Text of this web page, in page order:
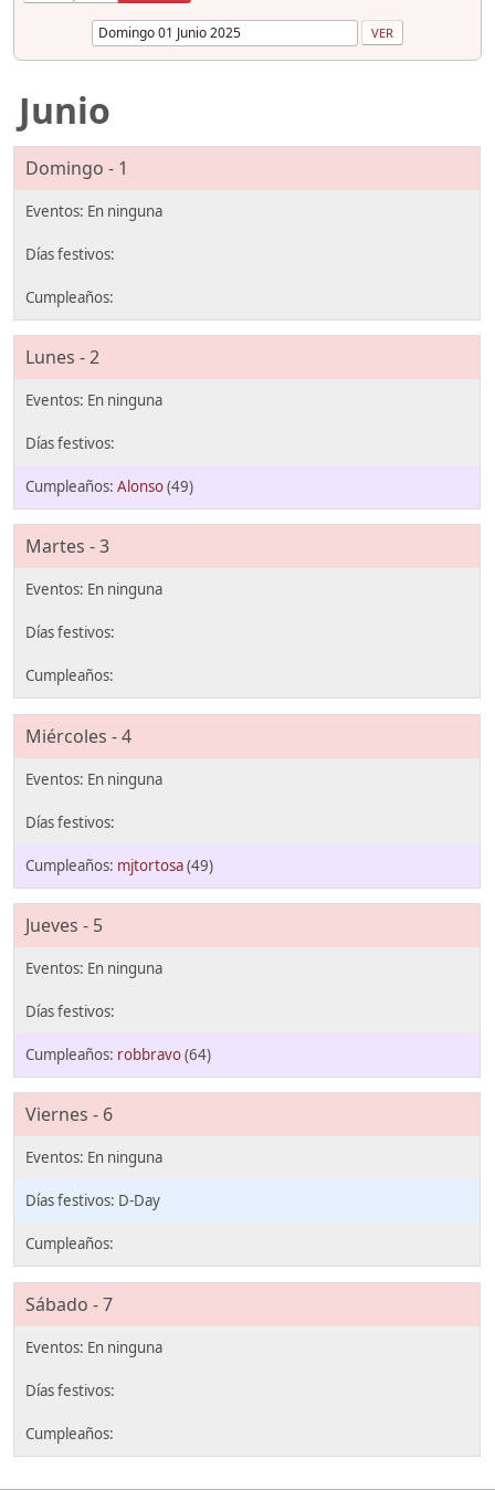
Junio
Domingo - 1
Lunes - 2
Alonso(49)
Martes - 3
Miércoles - 4
mjtortosa(49)
Jueves - 5
robbravo(64)
Viernes - 6
D-Day
Sábado - 7